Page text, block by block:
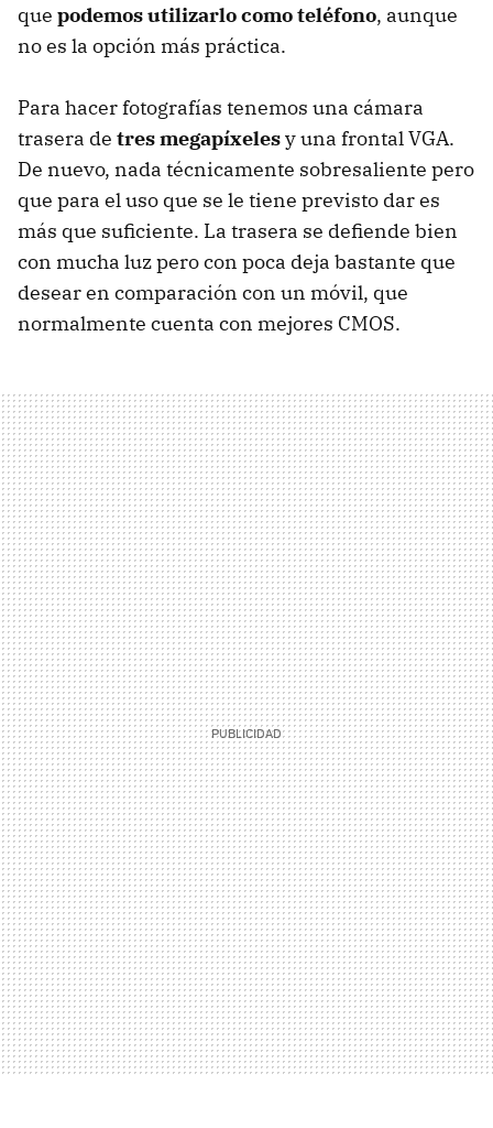
que podemos utilizarlo como teléfono, aunque
no es la opción más práctica.
Para hacer fotografías tenemos una cámara
trasera de tres megapíxelesy una frontalVGA.
De nuevo, nada técnicamente sobresaliente pero
que para el uso que se le tiene previsto dar es
más que suficiente. La trasera se defiende bien
con mucha luz pero con poca deja bastante que
desear en comparación con un móvil, que
normalmente cuenta con mejores CMOS.